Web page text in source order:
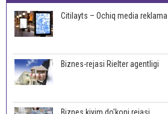
Citilayts – Ochiq media reklama
Biznes-rejasi Rielter agentligi